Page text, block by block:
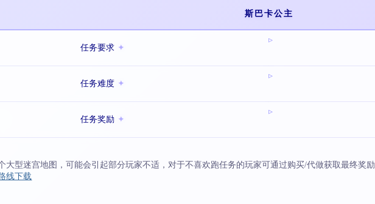
斯巴卡公主
任务要求
任务难度
任务奖励
大型迷宫地图，可能会引起部分玩家不适，对于不喜欢跑任务的玩家可通过购买/代做获取最终奖励
线下载